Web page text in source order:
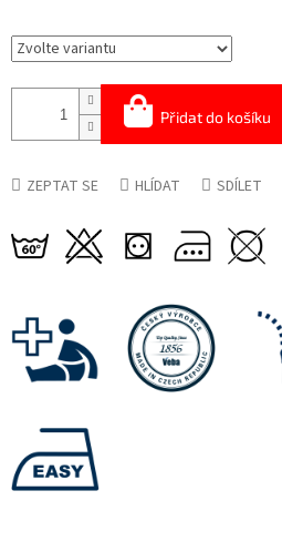
Přidat do košíku
ZEPTAT SE HLÍDAT SDÍLET